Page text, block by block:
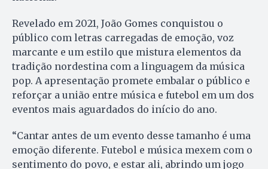
Revelado em 2021, João Gomes conquistou o
público com letras carregadas de emoção, voz
marcante e um estilo que mistura elementos da
tradição nordestina com a linguagem da música
pop. A apresentação promete embalar o público e
reforçar a união entre música e futebol em um dos
eventos mais aguardados do início do ano.
“Cantar antes de um evento desse tamanho é uma
emoção diferente. Futebol e música mexem com o
sentimento do povo, e estar ali, abrindo um jogo